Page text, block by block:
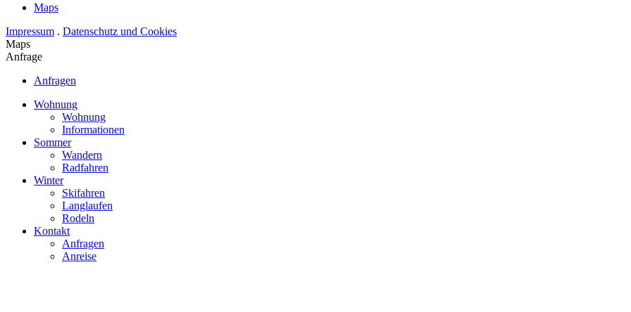
Maps
Impressum . Datenschutz und Cookies
Maps
Anfrage
Anfragen
Wohnung
Wohnung
Informationen
Sommer
Wandern
Radfahren
Winter
Skifahren
Langlaufen
Rodeln
Kontakt
Anfragen
Anreise